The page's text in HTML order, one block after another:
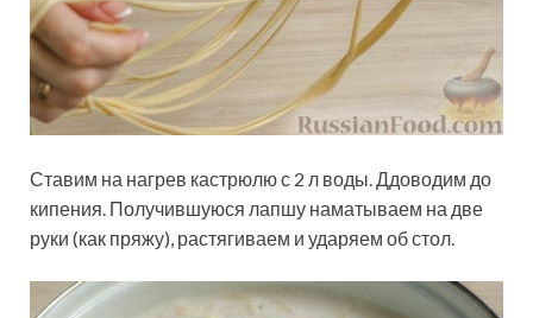
Ставим на нагрев кастрюлю с 2 л воды. Ддоводим до
кипения. Получившуюся лапшу наматываем на две
руки (как пряжу), растягиваем и ударяем об стол.